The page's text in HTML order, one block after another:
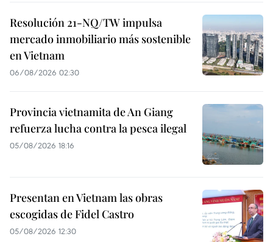
Resolución 21-NQ/TW impulsa
mercado inmobiliario más sostenible
en Vietnam
06/08/2026 02:30
Provincia vietnamita de An Giang
refuerza lucha contra la pesca ilegal
05/08/2026 18:16
Presentan en Vietnam las obras
escogidas de Fidel Castro
05/08/2026 12:30